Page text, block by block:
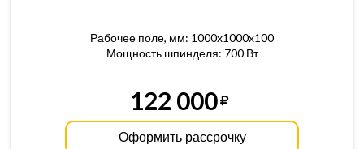
Рабочее поле, мм: 1000x1000x100
Мощность шпинделя: 700 Вт
122 000
Оформить рассрочку